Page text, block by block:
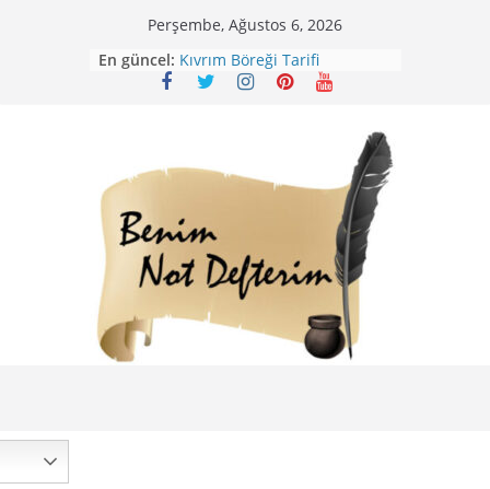
Perşembe, Ağustos 6, 2026
En güncel: Kıvrım Böreği Tarifi
Karabuğday Pilavı Tarifi